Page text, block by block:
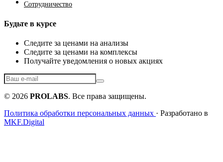
Сотрудничество
Будьте в курсе
Следите за ценами на анализы
Следите за ценами на комплексы
Получайте уведомления о новых акциях
© 2026 PROLABS. Все права защищены.
Политика обработки персональных данных · Разработано в
MKF.Digital